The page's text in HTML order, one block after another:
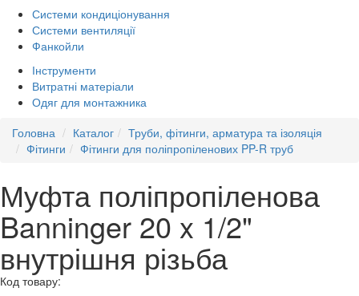
Системи кондиціонування
Системи вентиляції
Фанкойли
Інструменти
Витратні матеріали
Одяг для монтажника
Головна
Каталог
Труби, фітинги, арматура та ізоляція
Фітинги
Фітинги для поліпропіленових PP-R труб
Муфта поліпропіленова
Banninger 20 x 1/2"
внутрішня різьба
Код товару: